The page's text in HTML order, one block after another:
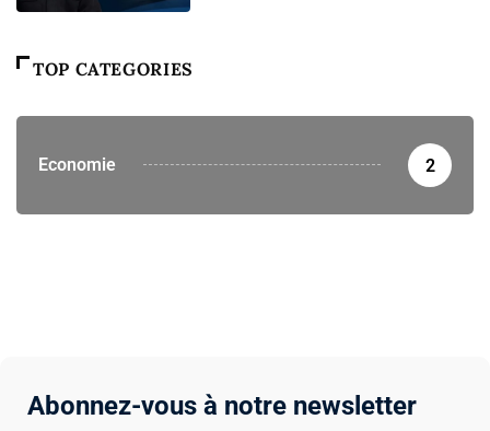
TOP CATEGORIES
Economie 2
Abonnez-vous à notre newsletter